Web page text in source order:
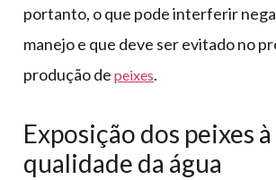
portanto, o que pode interferir
manejo e que deve ser evitado no
produção de peixes.
Exposição dos peixes
qualidade da água